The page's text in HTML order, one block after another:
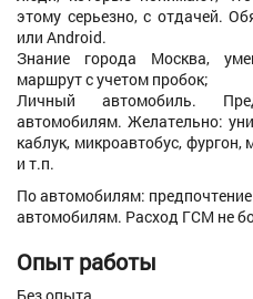
этому серьезно, с отдачей.
или Android.
Знание города Москва,
маршрут с учетом пробок;
Личный автомобиль.
автомобилям. Желательно:
каблук, микроавтобус,
и т.п.
По автомобилям:
автомобилям. Расход ГСМ не
Опыт работы